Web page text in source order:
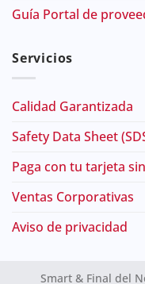
Guía Portal de
Servicios
Calidad Garantizada
Safety Data Sheet
Paga con tu tarjeta
Ventas Corporativas
Aviso de privacidad
Smart & Final del